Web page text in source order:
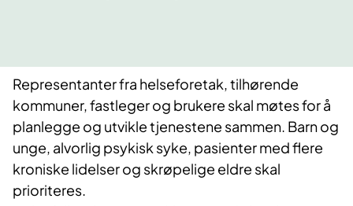
Representanter fra helseforetak, tilhørende
kommuner, fastleger og brukere skal møtes for å
planlegge og utvikle tjenestene sammen. Barn og
unge, alvorlig psykisk syke, pasienter med flere
kroniske lidelser og skrøpelige eldre skal
prioriteres.